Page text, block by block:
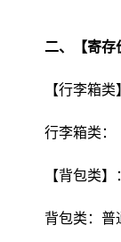
二、【寄存
【行李箱
行李箱类：
【背包类
背包类：普